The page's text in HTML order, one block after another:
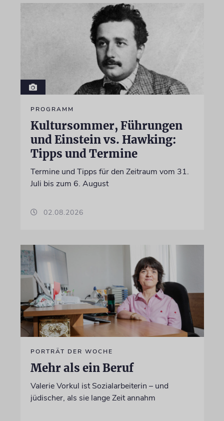
PROGRAMM
Kultursommer, Führungen
und Einstein vs. Hawking:
Tipps und Termine
Termine und Tipps für den Zeitraum vom 31.
Juli bis zum 6. August
02.08.2026
PORTRÄT DER WOCHE
Mehr als ein Beruf
Valerie Vorkul ist Sozialarbeiterin – und
jüdischer, als sie lange Zeit annahm